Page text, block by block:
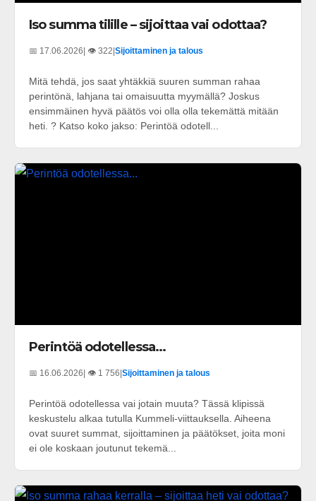
Iso summa tilille – sijoittaa vai odottaa?
📅 17.06.2026 | 👁️ 322 Sijoittaminen ja talous
Mitä tehdä, jos saat yhtäkkiä suuren summan rahaa
perintönä, lahjana tai omaisuutta myymällä? Joskus
ensimmäinen hyvä päätös voi olla olla tekemättä mitään
heti. ? Katso koko jakso: Perintöä odotell...
Perintöä odotellessa...
📅 16.06.2026| 👁️ 1 756|Sijoittaminen ja talous
Perintöä odotellessa vai jotain muuta? Tässä klipissä
keskustelu alkaa tutulla Kummeli-viittauksella. Aiheena
ovat suuret summat, sijoittaminen ja päätökset, joita moni
ei ole koskaan joutunut tekemä...